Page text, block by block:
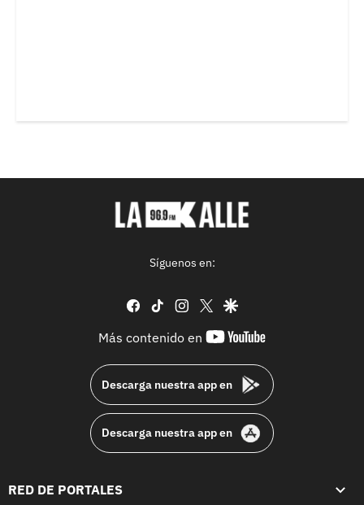
Síguenos en:
facebook
tiktok instagram
twittergoogle
Más contenido en
youtube-
Descarga nuestra app en
Descarga nuestra app en
RED DE PORTALES